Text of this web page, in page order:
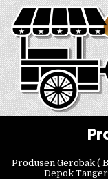
Skip
to
content
Produsen Gerobak (
Depok